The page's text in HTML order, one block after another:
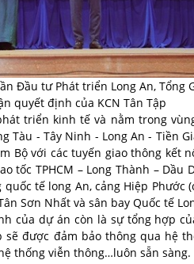
Đầu tư Phát triển Long An, Tổng
quyết định của KCN Tân Tập
triển kinh tế và nằm trong
Tàu - Tây Ninh - Long An - Tiền
Bộ với các tuyến giao thông kết
tốc TPHCM – Long Thành – Dầu
tế long An, cảng Hiệp Phước
Sơn Nhất và sân bay Quốc tế
của dự án còn là sự tổng hợp
được đảm bảo thông qua hệ
thống viễn thông…luôn sẵn sàng.